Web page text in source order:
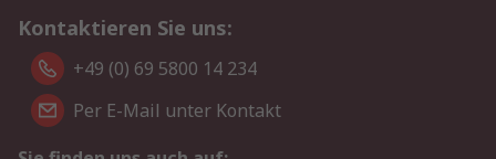
Kontaktieren Sie uns:
+49 (0) 69 5800 14 234
Per E-Mail unter Kontakt